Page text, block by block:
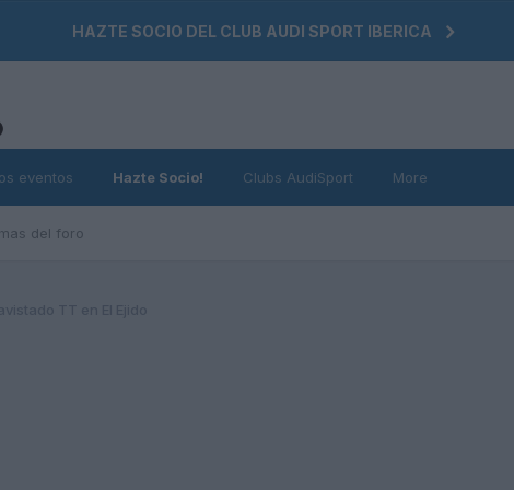
HAZTE SOCIO DEL CLUB AUDI SPORT IBERICA
del foro
eventos Hazte Socio! Clubs AudiSport More